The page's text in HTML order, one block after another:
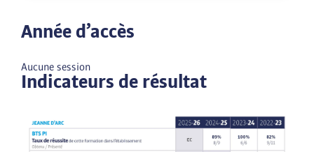
Année d’accès
Aucune session
Indicateurs de résultat